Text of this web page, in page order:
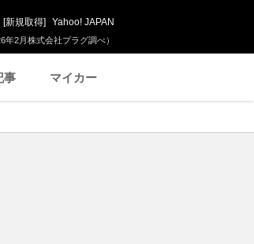
2月株式会社プラグ調べ）
[新規取得] Yahoo! JAPAN
事 マイカー